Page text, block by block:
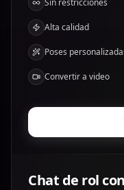
Sin restricciones
Alta calidad
Poses
Convertir a video
Chat de rol